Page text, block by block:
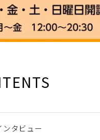
ンタビュー